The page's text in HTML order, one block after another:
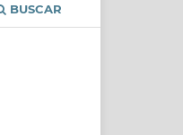
BUSCAR